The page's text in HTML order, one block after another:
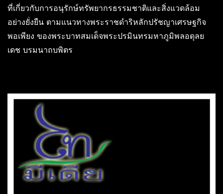
ที่เกี่ยวกับการอนุรักษ์ทรัพยากรธรรมชาติและสิ่งแวดล้อม
อย่างยั่งยืน ตามแนวทางพระราชดำริหลักปรัชญาเศรษฐกิจ
พอเพียง ของพระบาทสมเด็จพระปรมินทรมหาภูมิพลอดุลย
เดช บรมนาถบพิตร